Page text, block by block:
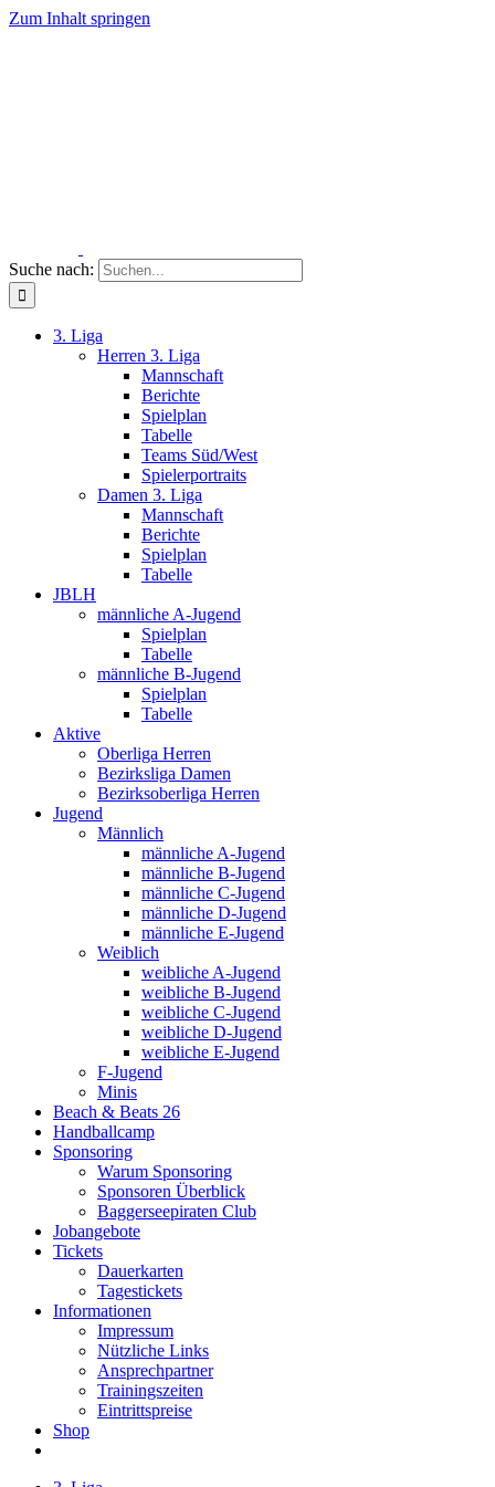
Zum Inhalt springen
Suche nach:
3. Liga
Herren 3. Liga
Mannschaft
Berichte
Spielplan
Tabelle
Teams Süd/West
Spielerportraits
Damen 3. Liga
Mannschaft
Berichte
Spielplan
Tabelle
JBLH
männliche A-Jugend
Spielplan
Tabelle
männliche B-Jugend
Spielplan
Tabelle
Aktive
Oberliga Herren
Bezirksliga Damen
Bezirksoberliga Herren
Jugend
Männlich
männliche A-Jugend
männliche B-Jugend
männliche C-Jugend
männliche D-Jugend
männliche E-Jugend
Weiblich
weibliche A-Jugend
weibliche B-Jugend
weibliche C-Jugend
weibliche D-Jugend
weibliche E-Jugend
F-Jugend
Minis
Beach & Beats 26
Handballcamp
Sponsoring
Warum Sponsoring
Sponsoren Überblick
Baggerseepiraten Club
Jobangebote
Tickets
Dauerkarten
Tagestickets
Informationen
Impressum
Nützliche Links
Ansprechpartner
Trainingszeiten
Eintrittspreise
Shop